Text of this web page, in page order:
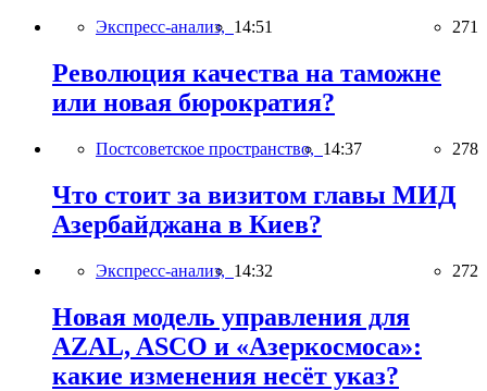
Экспресс-анализ, 14:51 271
Революция качества на таможне
или новая бюрократия?
Постсоветское пространство, 14:37 278
Что стоит за визитом главы МИД
Азербайджана в Киев?
Экспресс-анализ, 14:32 272
Новая модель управления для
AZAL, ASCO и «Азеркосмоса»:
какие изменения несёт указ?